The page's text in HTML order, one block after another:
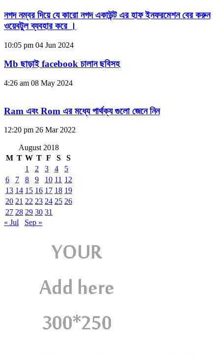
নগদ নম্বর দিয়ে যে কারো নগদ একাউন্ট এর হাফ ইনফরমেশন বের করুন
ওয়েবটুল ব্যবহার করে ।
10:05 pm 04 Jun 2024
Mb ছাড়াই facebook চালান ছবিসহ
4:26 am 08 May 2024
Ram এবং Rom এর মধ্যে পার্থক্য গুলো জেনে নিন
12:20 pm 26 Mar 2022
August 2018
M T W T F S
S
1
2 3 4
5
6
7 8 9 10 11 12
13 14 15 16 17 18 19
20 21 22 23 24 25 26
27 28 29 30 31
« Jul
Sep »